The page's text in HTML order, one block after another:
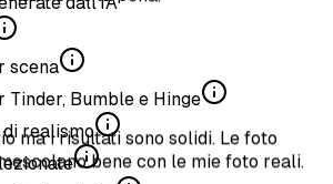
scena
Tinder, Bumble e Hinge
realismo